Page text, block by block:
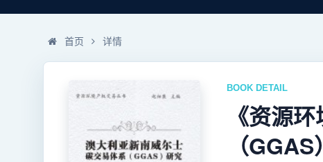
首页 详情
BOOK DETAIL
《资源
（